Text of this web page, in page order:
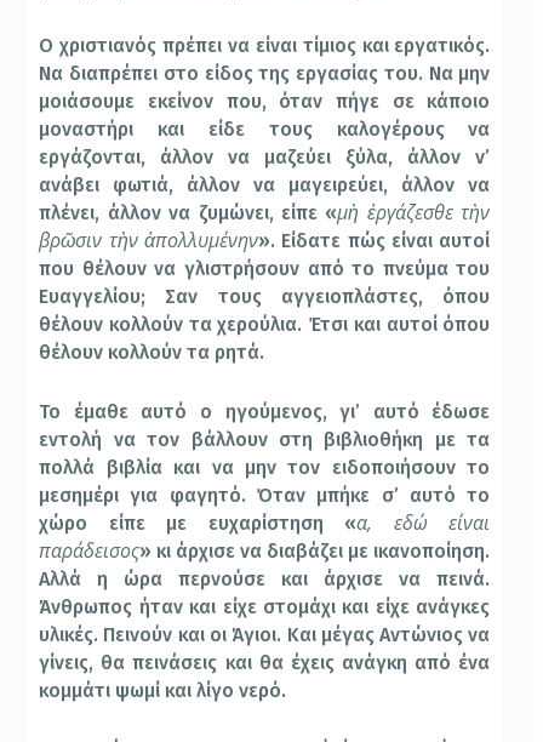
Ο χριστιανός πρέπει να είναι τίμιος και εργατικός.
Να διαπρέπει στο είδος της εργασίας του. Να μην
μοιάσουμε εκείνον που, όταν πήγε σε κάποιο
μοναστήρι και είδε τους καλογέρους να
εργάζονται, άλλον να μαζεύει ξύλα, άλλον ν’
ανάβει φωτιά, άλλον να μαγειρεύει, άλλον να
πλένει, άλλον να ζυμώνει, είπε «μὴ ἐργάζεσθε τὴν
βρῶσιν τὴν ἀπολλυμένην». Είδατε πώς είναι αυτοί
που θέλουν να γλιστρήσουν από το πνεύμα του
Ευαγγελίου; Σαν τους αγγειοπλάστες, όπου
θέλουν κολλούν τα χερούλια. Έτσι και αυτοί όπου
θέλουν κολλούν τα ρητά.
Το έμαθε αυτό ο ηγούμενος, γι’ αυτό έδωσε
εντολή να τον βάλλουν στη βιβλιοθήκη με τα
πολλά βιβλία και να μην τον ειδοποιήσουν το
μεσημέρι για φαγητό. Όταν μπήκε σ’ αυτό το
χώρο είπε με ευχαρίστηση «α, εδώ είναι
παράδεισος» κι άρχισε να διαβάζει με ικανοποίηση.
Αλλά η ώρα περνούσε και άρχισε να πεινά.
Άνθρωπος ήταν και είχε στομάχι και είχε ανάγκες
υλικές. Πεινούν και οι Άγιοι. Και μέγας Αντώνιος να
γίνεις, θα πεινάσεις και θα έχεις ανάγκη από ένα
κομμάτι ψωμί και λίγο νερό.